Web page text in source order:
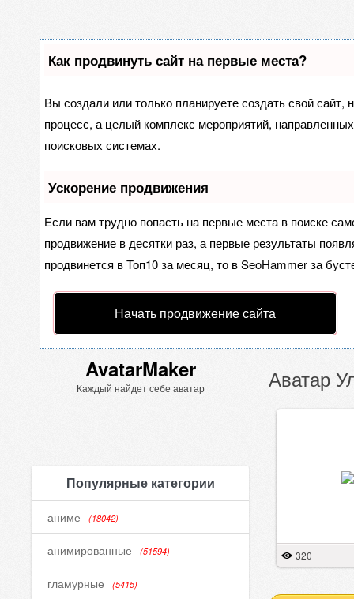
Как продвинуть сайт на первые места?
Вы создали или только планируете создать свой сайт,
процесс, а целый комплекс мероприятий,
поисковых системах.
Ускорение продвижения
Если вам трудно попасть на первые места в поиске
продвижение в десятки раз, а первые результаты
продвинется в Топ10 за месяц, то вSeoHammerза
Начать продвижение сайта
AvatarMaker
Каждый найдет себе аватар
Популярные категории
аниме (18042)
анимированные (51594)
гламурные (5415)
Аватар
320